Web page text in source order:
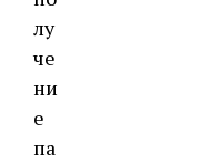
лу
че
ни
е
па